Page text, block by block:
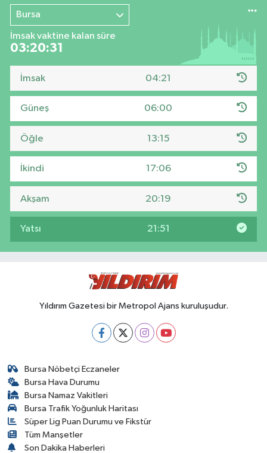
Bursa
İmsak vaktine kalan süre
03:20:30
İmsak 04:21
Güneş 06:00
Öğle 13:15
İkindi 17:06
Akşam 20:19
Yatsı 21:51
Yıldırım Gazetesi bir Metropol Ajans kuruluşudur.
Bursa Nöbetçi Eczaneler
Bursa Hava Durumu
Bursa Namaz Vakitleri
Bursa Trafik Yoğunluk Haritası
Süper Lig Puan Durumu ve Fikstür
Tüm Manşetler
Son Dakika Haberleri